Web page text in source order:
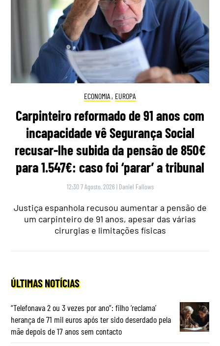
ECONOMIA , EUROPA
Carpinteiro reformado de 91 anos com
incapacidade vê Segurança Social
recusar-lhe subida da pensão de 850€
para 1.547€: caso foi ‘parar’ a tribunal
12:30 7 Agosto, 2026 | Daniel Fallows
Justiça espanhola recusou aumentar a pensão de
um carpinteiro de 91 anos, apesar das várias
cirurgias e limitações físicas
ÚLTIMAS NOTÍCIAS
“Telefonava 2 ou 3 vezes por ano”: filho ‘reclama’
herança de 71 mil euros após ter sido deserdado pela
mãe depois de 17 anos sem contacto